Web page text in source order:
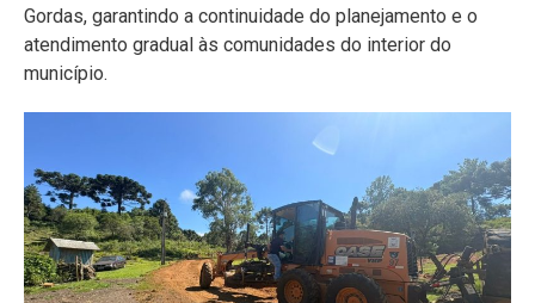
Gordas, garantindo a continuidade do planejamento e o
atendimento gradual às comunidades do interior do
município.